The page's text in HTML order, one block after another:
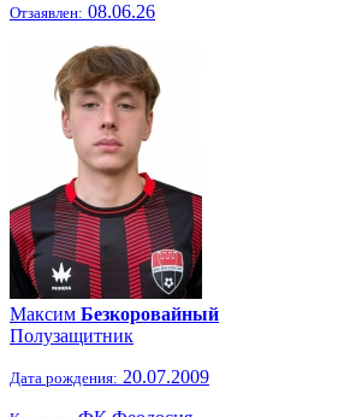
Отзаявлен: 08.06.26
Максим Безкоровайный
Полузащитник
Дата рождения: 20.07.2009